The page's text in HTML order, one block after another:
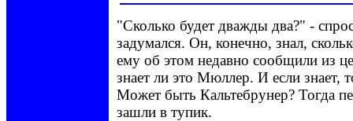
"Сколько будет дважды два?" -
задумался. Он, конечно, знал,
ему об этом недавно сообщили из
знает ли это Мюллер. И если знает,
Может быть Кальтебрунер? Тогда
зашли в тупик.